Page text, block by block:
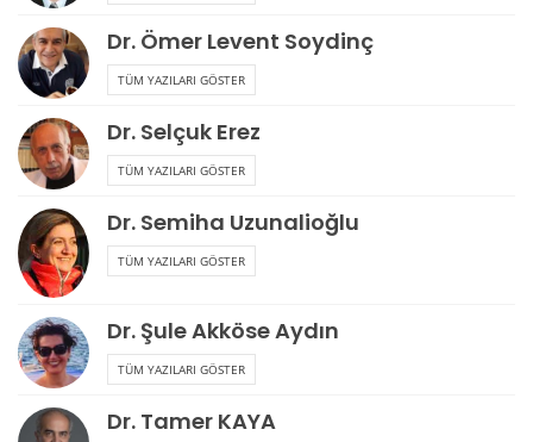
Dr. Ömer Levent Soydinç
TÜM YAZILARI GÖSTER
Dr. Selçuk Erez
TÜM YAZILARI GÖSTER
Dr. Semiha Uzunalioğlu
TÜM YAZILARI GÖSTER
Dr. Şule Akköse Aydın
TÜM YAZILARI GÖSTER
Dr. Tamer KAYA